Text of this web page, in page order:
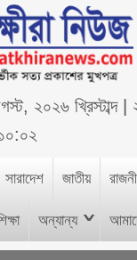
২০২৬ খ্রিস্টাব্দ|
সারাদেশ জাতীয়
অন্যান্য